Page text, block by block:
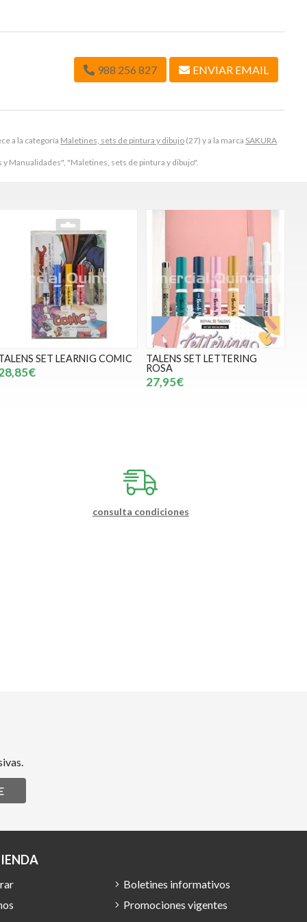
a la categoría Maletines, sets de pintura y dibujo (27) y a la marca SAKURA
y Manualidades", "Maletines, sets de pintura y dibujo".
988 256 827 ENVIAR EMAIL
SET LEARNIG COMIC
TALENS SET LETTERING
ROSA
27,95€
consulta condiciones
Boletines informativos
Promociones vigentes